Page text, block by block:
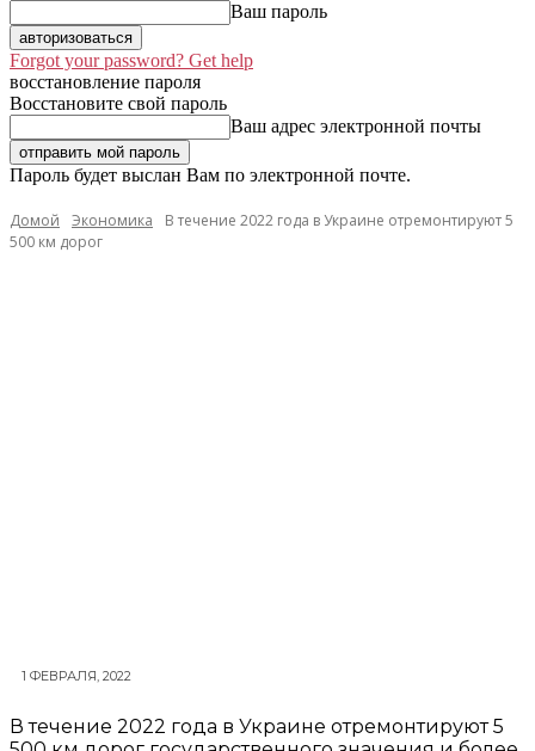
Ваш пароль
Forgot your password? Get help
восстановление пароля
Восстановите свой пароль
Ваш адрес электронной почты
Пароль будет выслан Вам по электронной почте.
Домой Экономика
В течение 2022 года в Украине отремонтируют 5
500 км дорог
1 ФЕВРАЛЯ, 2022
В течение 2022 года в Украине отремонтируют 5